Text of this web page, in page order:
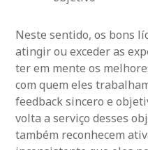
Neste sentido, os bons
atingir ou exceder as
ter em mente os
com quem eles
feedback sincero e
volta a serviço desses
também reconhecem